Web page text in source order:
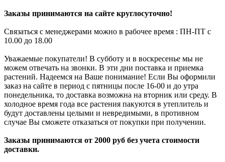
Заказы принимаются на сайте круглосуточно!
Связаться с менеджерами можно в рабочее время : ПН-ПТ с
10.00 до 18.00
Уважаемые покупатели! В субботу и в воскресенье мы не
можем отвечать на звонки. В эти дни поставка и приемка
растений. Надеемся на Ваше понимание! Если Вы оформили
заказ на сайте в период с пятницы после 16-00 и до утра
понедельника, то доставка возможна на вторник или среду. В
холодное время года все растения пакуются в утеплитель и
будут доставлены целыми и невредимыми, в противном
случае Вы сможете отказаться от покупки при получении.
Заказы принимаются от 2000 руб без учета стоимости
доставки.